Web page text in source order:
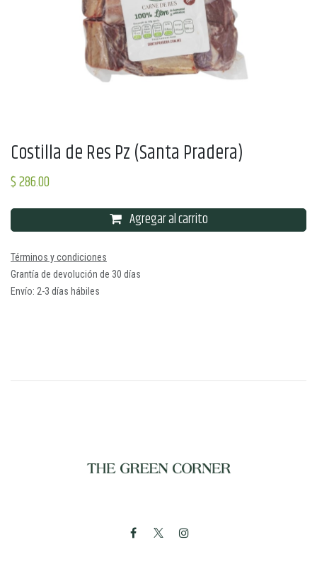
Costilla de Res Pz (Santa Pradera)
$286.00
Agregar al carrito
Términos y condiciones
Grantía de devolución de 30 días
Envío: 2-3 días hábiles